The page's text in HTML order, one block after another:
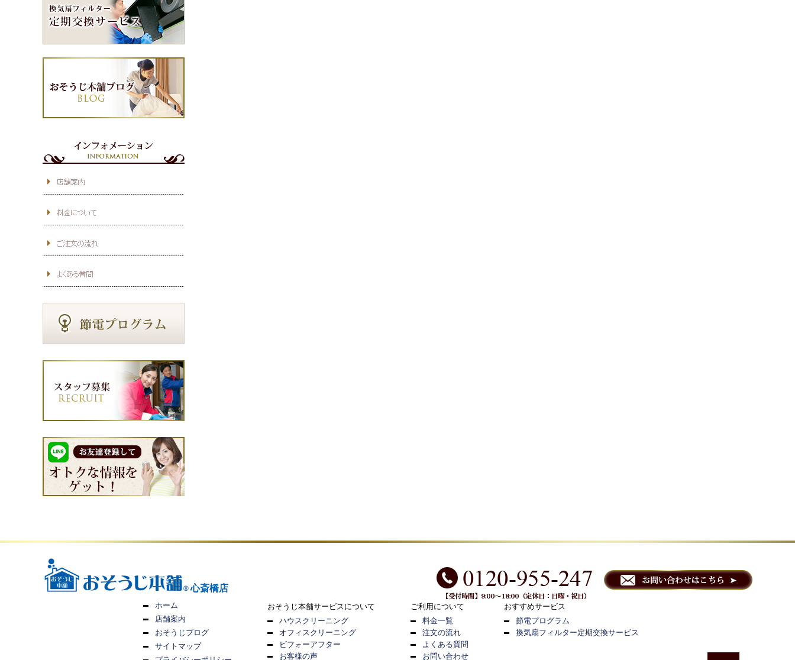
心斎橋店
ホーム
店舗案内
おそうじブログ
サイトマップ
おそうじ本舗サービスについて
ハウスクリーニング
オフィスクリーニング
ビフォーアフター
お客様の声
ご利用について
料金一覧
注文の流れ
よくある質問
お問い合わせ
おすすめサービス
節電プログラム
換気扇フィルター定期交換サービス